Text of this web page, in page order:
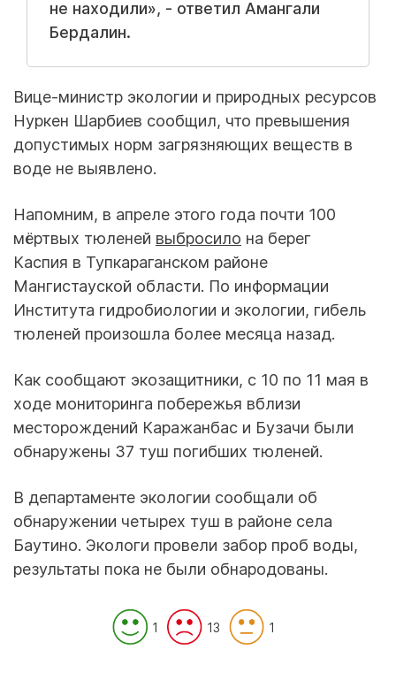
не находили», - ответил Амангали
Бердалин.
Вице-министр экологии и природных ресурсов
Нуркен Шарбиев сообщил, что превышения
допустимых норм загрязняющих веществ в
воде не выявлено.
Напомним, в апреле этого года почти 100
мёртвых тюленей выбросило на берег
Каспия в Тупкараганском районе
Мангистауской области. По информации
Института гидробиологии и экологии, гибель
тюленей произошла более месяца назад.
Как сообщают экозащитники, с 10 по 11 мая в
ходе мониторинга побережья вблизи
месторождений Каражанбас и Бузачи были
обнаружены 37 туш погибших тюленей.
В департаменте экологии сообщали об
обнаружении четырех туш в районе села
Баутино. Экологи провели забор проб воды,
результаты пока не были обнародованы.
1 13 1